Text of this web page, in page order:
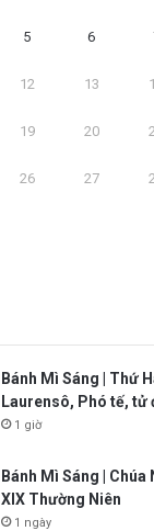
5 6
12 13
19 20
26 27
Bánh Mì Sáng | Thứ
Laurensô, Phó tế, tử
1 giờ
Bánh Mì Sáng | Chúa
XIX Thường Niên
1 ngày